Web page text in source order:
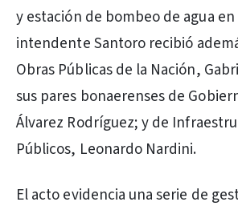
y estación de bombeo de agua en
intendente Santoro recibió
Obras Públicas de la Nación,
sus pares bonaerenses de
Álvarez Rodríguez; y de
Públicos, Leonardo Nardini.
El acto evidencia una serie de